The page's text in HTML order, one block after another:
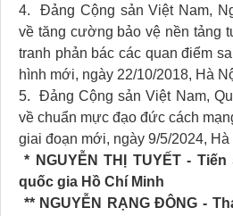
4. Đảng Cộng sản Việt Nam,
về tăng cường bảo vệ nền tảng
tranh phản bác các quan điểm
hình mới, ngày 22/10/2018, Hà
5. Đảng Cộng sản Việt Nam,
về chuẩn mực đạo đức cách
giai đoạn mới, ngày 9/5/2024, Hà
* NGUYỄN THỊ TUYẾT -
quốc gia Hồ Chí Minh
** NGUYỄN RẠNG ĐÔNG -